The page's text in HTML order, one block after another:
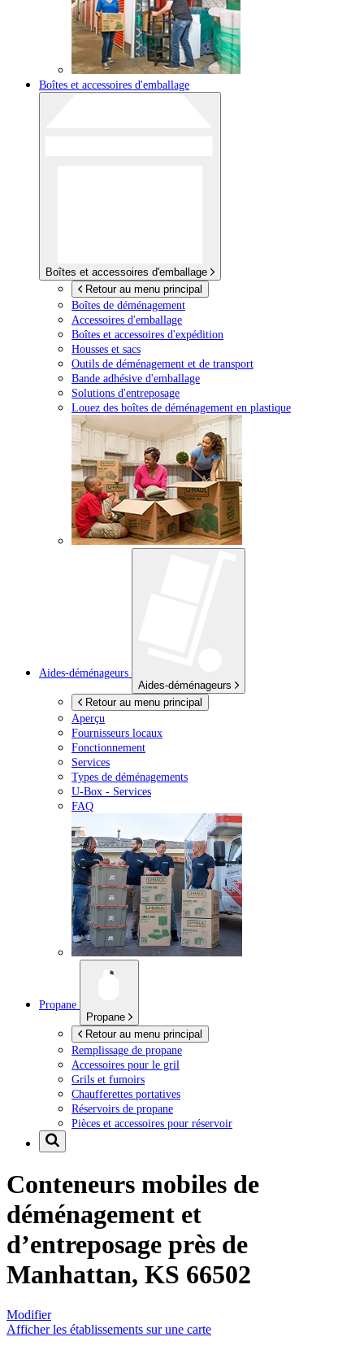
Boîtes et accessoires d'emballage
Boîtes et accessoires d'emballage
Retour au menu principal
Boîtes de déménagement
Accessoires d'emballage
Boîtes et accessoires d'expédition
Housses et sacs
Outils de déménagement et de transport
Bande adhésive d'emballage
Solutions d'entreposage
Louez des boîtes de déménagement en plastique
Aides-déménageurs
Aides-déménageurs
Retour au menu principal
Aperçu
Fournisseurs locaux
Fonctionnement
Services
Types de déménagements
U-Box - Services
FAQ
Propane
Propane
Retour au menu principal
Remplissage de propane
Accessoires pour le gril
Grils et fumoirs
Chaufferettes portatives
Réservoirs de propane
Pièces et accessoires pour réservoir
Conteneurs mobiles de
déménagement et
d’entreposage près de
Manhattan, KS 66502
Modifier
Afficher les établissements sur une carte